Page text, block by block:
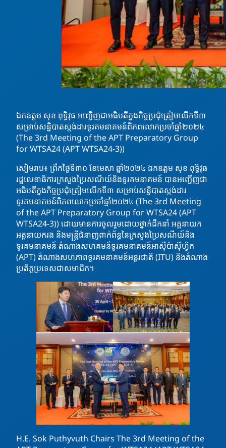
ឯកឧត្តម សុខ ពុទ្ធិវុធ អញ្ជើញជាអធិបតីក្នុងកិច្ចប្រជុំត្រៀមលើកទី៣
សម្រាប់សន្និបាតស្តង់ដារទូរគមនាគមន៍ពិភពលោកប្រចាំឆ្នាំ២០២៤
(The 3rd Meeting of the APT Preparatory Group
for WTSA24 (APT WTSA24-3))
សៀមរាប៖ ព្រឹកថ្ងៃទី៣០ ខែមេសា ឆ្នាំ២០២៤ ឯកឧត្តម សុខ ពុទ្ធិវុធ
រដ្ឋលេខាធិការក្រសួងប្រៃសណីយ៍និងទូរគមនាគមន៍ បានអញ្ជើញជា
អធិបតីក្នុងកិច្ចប្រជុំត្រៀមលើកទី៣ សម្រាប់សន្និបាតស្តង់ដារ
ទូរគមនាគមន៍ពិភពលោកប្រចាំឆ្នាំ២០២៤ (The 3rd Meeting
of the APT Preparatory Group for WTSA24 (APT
WTSA24-3))ដោយមានការចូលរួមដោយថ្នាក់ដឹកនាំ អគ្គនាយក
អគ្គនាយករង និងមន្ត្រីជំនាញពាក់ព័ន្ធនៃក្រសួងប្រៃសណីយ៍និង
ទូរគមនាគមន៍ តំណាងសហគមន៍ទូរគមនាគមន៍អាស៊ីប៉ាស៊ីហ្វិក
(APT) តំណាងសហភាពទូរគមនាគមន៍អន្តរជាតិ (ITU) និងតំណាង
ប្រតិភូប្រទេសជាសមាជិក។
H.E. Sok Puthyvuth Chairs The 3rd Meeting of the